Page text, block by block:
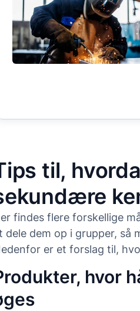
til,
findes flere forskellige
dele dem op i grupper, så
er et forslag til,
hvor